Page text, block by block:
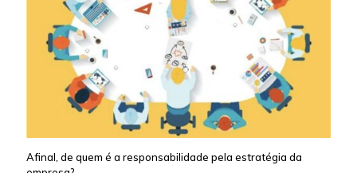
Afinal, de quem é a responsabilidade pela estratégia da